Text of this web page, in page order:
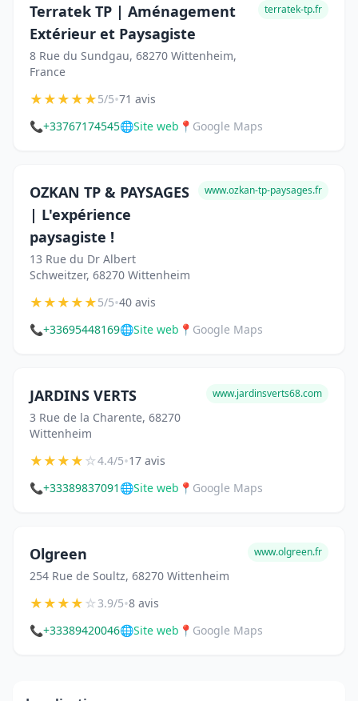
Terratek TP | Aménagement
Extérieur et Paysagiste
8 Rue du Sundgau, 68270 Wittenheim,
France
terratek-tp.fr
★★★★★5/5•71 avis
📞+33767174545🌐Site web 📍 Google Maps
OZKAN TP & PAYSAGES
| L'expérience
paysagiste !
13 Rue du Dr Albert
Schweitzer, 68270 Wittenheim
www.ozkan-tp-paysages.fr
★★★★★5/5•40 avis
📞+33695448169🌐Site web 📍 Google Maps
JARDINS VERTS
3 Rue de la Charente, 68270
Wittenheim
www.jardinsverts68.com
★★★★☆4.4/5•17 avis
📞+33389837091 🌐Site web 📍 Google Maps
Olgreen
254 Rue de Soultz, 68270 Wittenheim
www.olgreen.fr
★★★★☆3.9/5•8 avis
📞+33389420046🌐Site web 📍 Google Maps